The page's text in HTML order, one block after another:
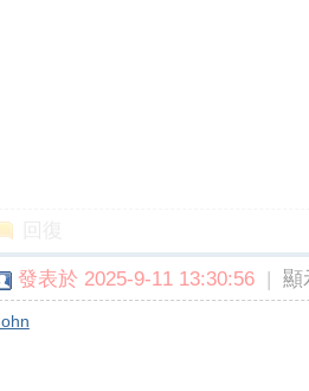
發表於 2025-9-11 13:30:56 | 顯